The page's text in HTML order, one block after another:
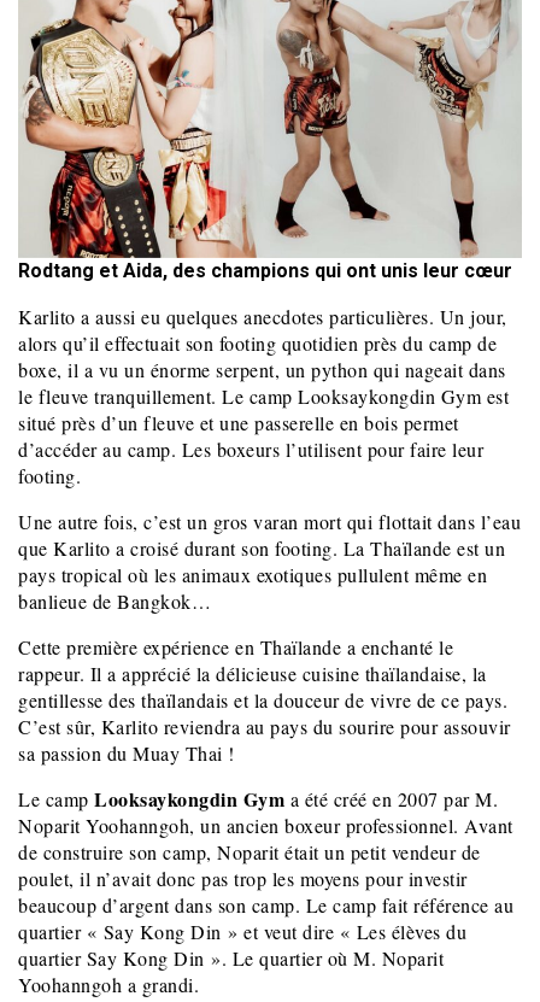
Rodtang et Aida, des champions qui ont unis leur cœur
Karlito a aussi eu quelques anecdotes particulières. Un jour,
alors qu’il effectuait son footing quotidien près du camp de
boxe, il a vu un énorme serpent, un python qui nageait dans
le fleuve tranquillement. Le camp Looksaykongdin Gym est
situé près d’un fleuve et une passerelle en bois permet
d’accéder au camp. Les boxeurs l’utilisent pour faire leur
footing.
Une autre fois, c’est un gros varan mort qui flottait dans l’eau
que Karlito a croisé durant son footing. La Thaïlande est un
pays tropical où les animaux exotiques pullulent même en
banlieue de Bangkok…
Cette première expérience en Thaïlande a enchanté le
rappeur. Il a apprécié la délicieuse cuisine thaïlandaise, la
gentillesse des thaïlandais et la douceur de vivre de ce pays.
C’est sûr, Karlito reviendra au pays du sourire pour assouvir
sa passion du Muay Thai !
Le camp Looksaykongdin Gym a été créé en 2007 par M.
Noparit Yoohanngoh, un ancien boxeur professionnel. Avant
de construire son camp, Noparit était un petit vendeur de
poulet, il n’avait donc pas trop les moyens pour investir
beaucoup d’argent dans son camp. Le camp fait référence au
quartier « Say Kong Din » et veut dire « Les élèves du
quartier Say Kong Din ». Le quartier où M. Noparit
Yoohanngoh a grandi.